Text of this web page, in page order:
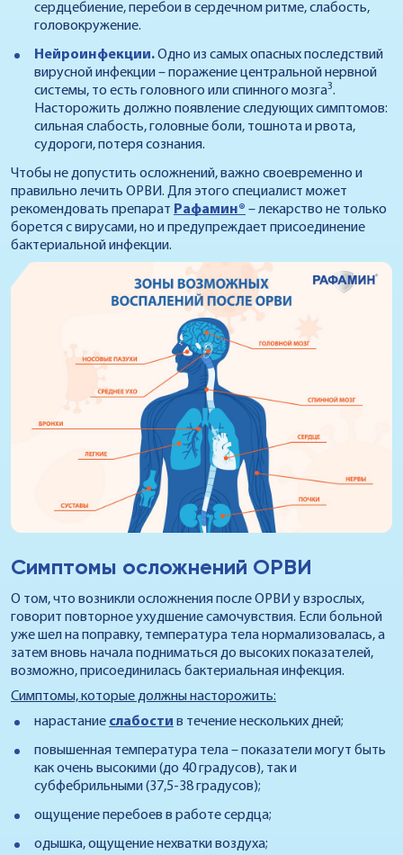
сердцебиение, перебои в сердечном ритме, слабость,
головокружение.
Нейроинфекции.Одно из самых опасных последствий
вирусной инфекции – поражение центральной нервной
системы, то есть головного или спинного мозга3.
Насторожить должно появление следующих симптомов:
сильная слабость, головные боли, тошнота и рвота,
судороги, потеря сознания.
Чтобы не допустить осложнений, важно своевременно и
правильно лечить ОРВИ. Для этого специалист может
рекомендовать препарат Рафамин® – лекарство не только
борется с вирусами, но и предупреждает присоединение
бактериальной инфекции.
Симптомы осложнений ОРВИ
О том, что возникли осложнения после ОРВИ у взрослых,
говорит повторное ухудшение самочувствия. Если больной
уже шел на поправку, температура тела нормализовалась, а
затем вновь начала подниматься до высоких показателей,
возможно, присоединилась бактериальная инфекция.
Симптомы, которые должны насторожить:
нарастание слабости в течение нескольких дней;
повышенная температура тела – показатели могут быть
как очень высокими (до 40 градусов), так и
субфебрильными (37,5-38 градусов);
ощущение перебоев в работе сердца;
одышка, ощущение нехватки воздуха;